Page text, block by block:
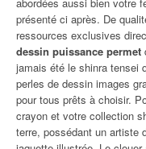
abordées aussi bien votre
présenté ci après. De
ressources exclusives
dessin puissance permet
jamais été le shinra tensei
perles de dessin images
pour tous prêts à choisir.
crayon et votre collection
terre, possédant un artiste